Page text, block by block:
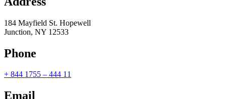
184 Mayfield St. Hopewell
Junction, NY 12533
Phone
+ 844 1755 – 444 11
Email